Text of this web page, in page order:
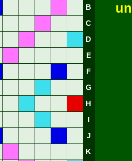
B
C
D
E
F
G
H
J
K